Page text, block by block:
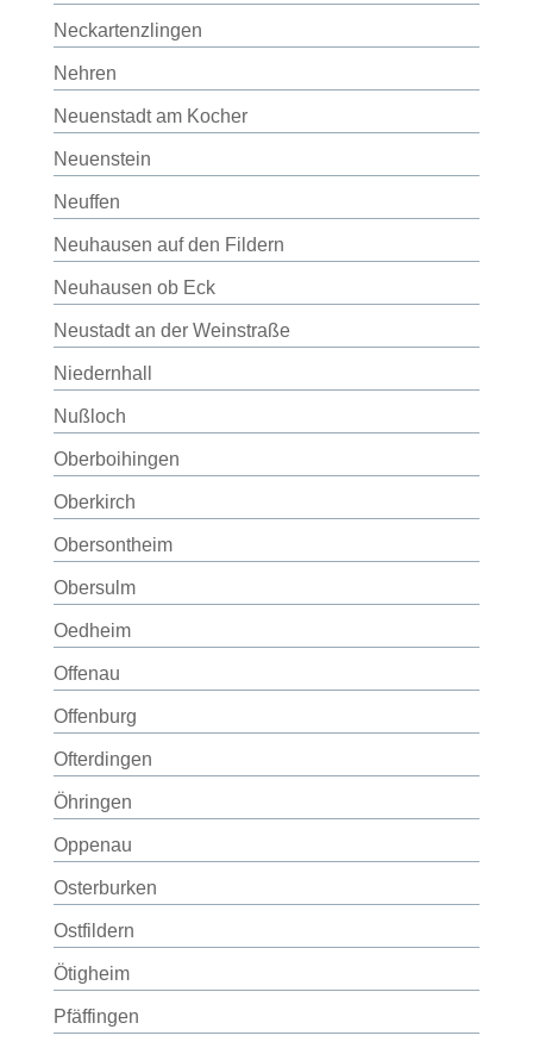
Neckartenzlingen
Nehren
Neuenstadt am Kocher
Neuenstein
Neuffen
Neuhausen auf den Fildern
Neuhausen ob Eck
Neustadt an der Weinstraße
Niedernhall
Nußloch
Oberboihingen
Oberkirch
Obersontheim
Obersulm
Oedheim
Offenau
Offenburg
Ofterdingen
Öhringen
Oppenau
Osterburken
Ostfildern
Ötigheim
Pfäffingen